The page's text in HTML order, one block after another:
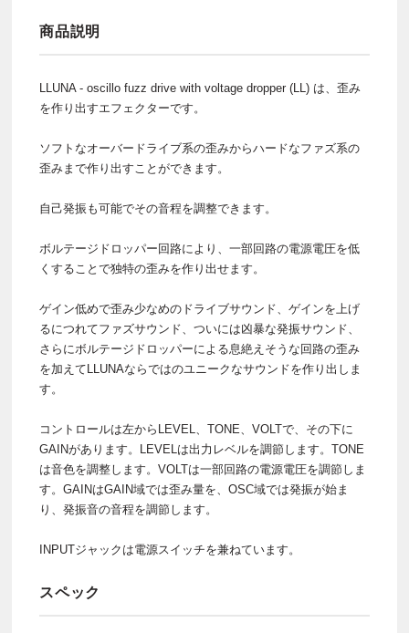
商品説明
LLUNA - oscillo fuzz drive with voltage dropper (LL) は、歪み
を作り出すエフェクターです。
ソフトなオーバードライブ系の歪みからハードなファズ系の
歪みまで作り出すことができます。
自己発振も可能でその音程を調整できます。
ボルテージドロッパー回路により、一部回路の電源電圧を低
くすることで独特の歪みを作り出せます。
ゲイン低めで歪み少なめのドライブサウンド、ゲインを上げ
るにつれてファズサウンド、ついには凶暴な発振サウンド、
さらにボルテージドロッパーによる息絶えそうな回路の歪み
を加えてLLUNAならではのユニークなサウンドを作り出しま
す。
コントロールは左からLEVEL、TONE、VOLTで、その下に
GAINがあります。LEVELは出力レベルを調節します。TONE
は音色を調整します。VOLTは一部回路の電源電圧を調節しま
す。GAINはGAIN域では歪み量を、OSC域では発振が始ま
り、発振音の音程を調節します。
INPUTジャックは電源スイッチを兼ねています。
スペック